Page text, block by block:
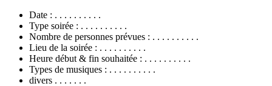
Date : . . . . . . . . . .
Type soirée : . . . . . . . . . .
Nombre de personnes prévues : . . . . . . . . . .
Lieu de la soirée : . . . . . . . . . .
Heure début & fin souhaitée : . . . . . . . . . .
Types de musiques : . . . . . . . . . .
divers . . . . . . .